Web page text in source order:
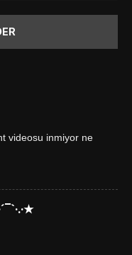
videosu inmiyor ne